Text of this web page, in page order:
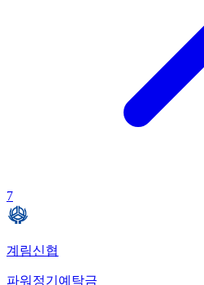
7
계림신협
파워정기예탁금